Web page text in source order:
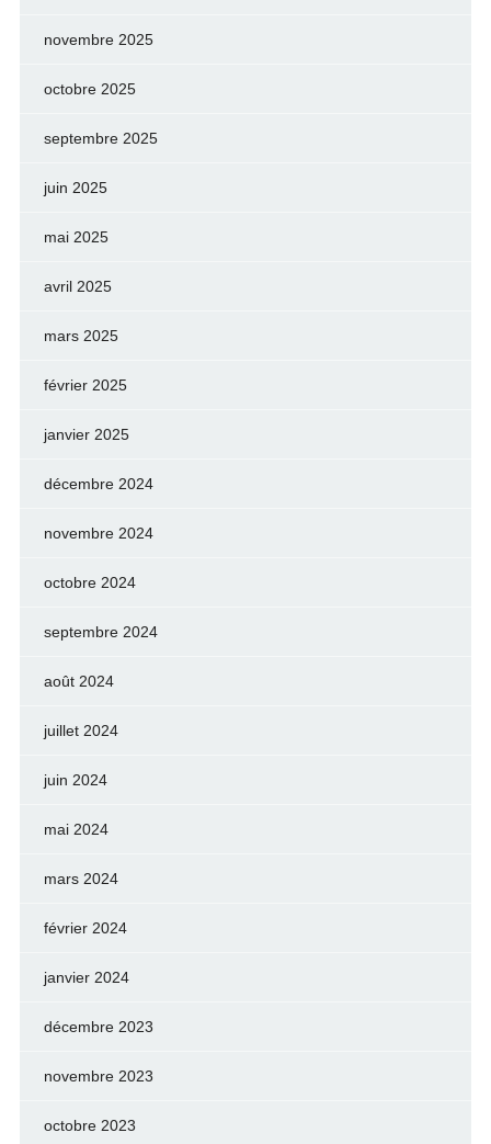
novembre 2025
octobre 2025
septembre 2025
juin 2025
mai 2025
avril 2025
mars 2025
février 2025
janvier 2025
décembre 2024
novembre 2024
octobre 2024
septembre 2024
août 2024
juillet 2024
juin 2024
mai 2024
mars 2024
février 2024
janvier 2024
décembre 2023
novembre 2023
octobre 2023